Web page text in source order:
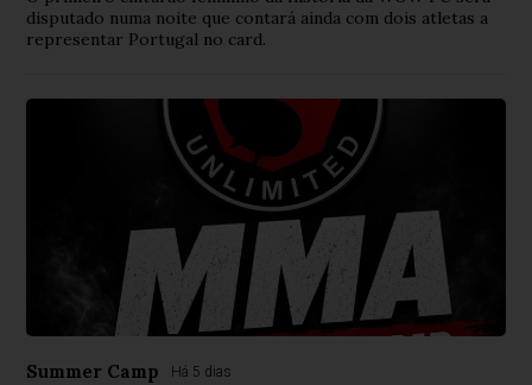
disputado numa noite que contará ainda com dois atletas a
representar Portugal no card.
Summer Camp Há 5 dias